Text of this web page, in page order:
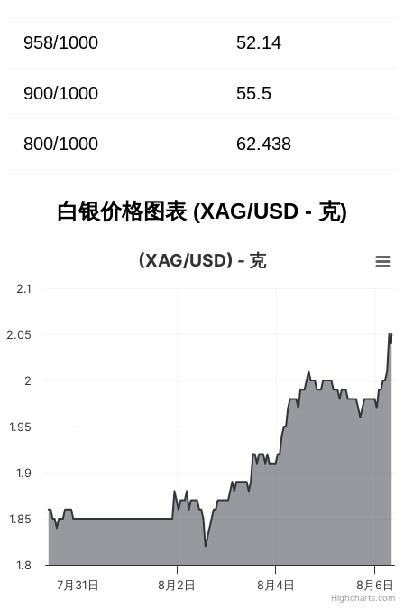
958/1000 52.14
900/1000 55.5
800/1000 62.438
白银价格图表 (XAG/USD - 克)
(XAG/USD) - 克
7月31日 8月2日 8月4日 8月6日
1.8
1.85
1.9
1.95
2
2.05
2.1
Highcharts.com